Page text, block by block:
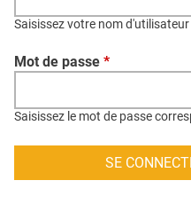
CONTACT
CRÉDITS
Saisissez votre nom
Mot de passe *
Saisissez le mot de passe